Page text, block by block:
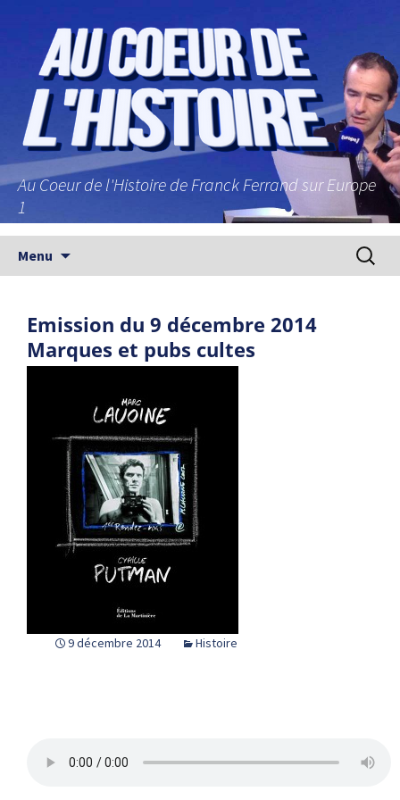
Au Coeur de l'Histoire de Franck Ferrand sur Europe
1
Menu
Emission du 9 décembre 2014
Marques et pubs cultes
9 décembre 2014 Histoire